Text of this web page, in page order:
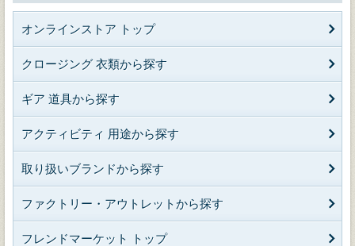
オンラインストア トップ
クロージング 衣類から探す
ギア 道具から探す
アクティビティ 用途から探す
取り扱いブランドから探す
ファクトリー・アウトレットから探す
フレンドマーケット トップ